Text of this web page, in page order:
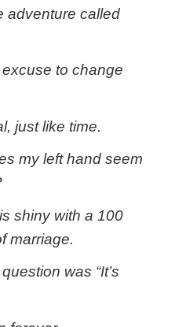
adventure called
to change
just like time.
my left hand seem
shiny with a 100
marriage.
was “It’s